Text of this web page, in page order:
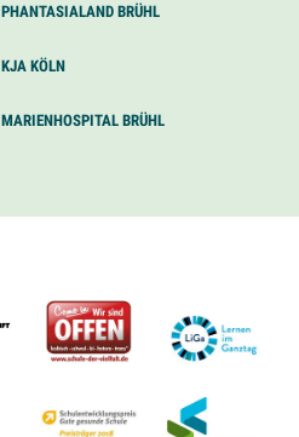
PHANTASIALAND BRÜHL
KJA KÖLN
MARIENHOSPITAL BRÜHL